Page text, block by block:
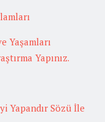
Yaşamları
Yapınız.
Yapandır Sözü İle